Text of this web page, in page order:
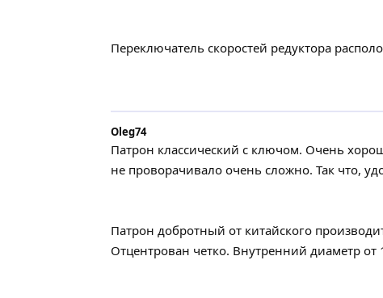
Переключатель скоростей редуктора
Oleg74
Патрон классический с ключом. Очень
не проворачивало очень сложно. Так что,
Патрон добротный от китайского
Отцентрован четко. Внутренний диаметр от